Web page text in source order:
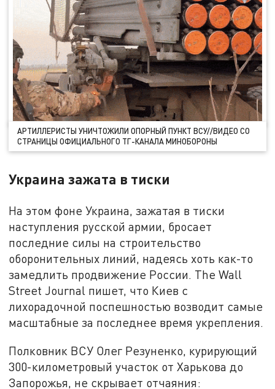
АРТИЛЛЕРИСТЫ УНИЧТОЖИЛИ ОПОРНЫЙ ПУНКТ ВСУ//ВИДЕО СО
СТРАНИЦЫ ОФИЦИАЛЬНОГО ТГ-КАНАЛА МИНОБОРОНЫ
Украина зажата в тиски
На этом фоне Украина, зажатая в тиски
наступления русской армии, бросает
последние силы на строительство
оборонительных линий, надеясь хоть как-то
замедлить продвижение России. The Wall
Street Journal пишет, что Киев с
лихорадочной поспешностью возводит самые
масштабные за последнее время укрепления.
Полковник ВСУ Олег Резуненко, курирующий
300-километровый участок от Харькова до
Запорожья, не скрывает отчаяния: